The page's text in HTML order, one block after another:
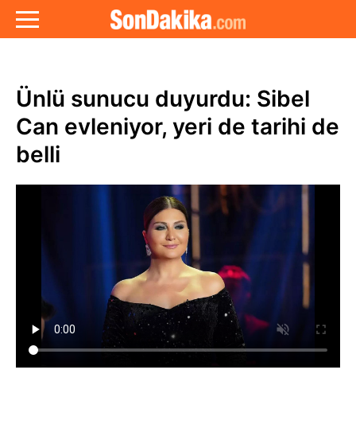
Ünlü sunucu duyurdu: Sibel
Can evleniyor, yeri de tarihi de
belli